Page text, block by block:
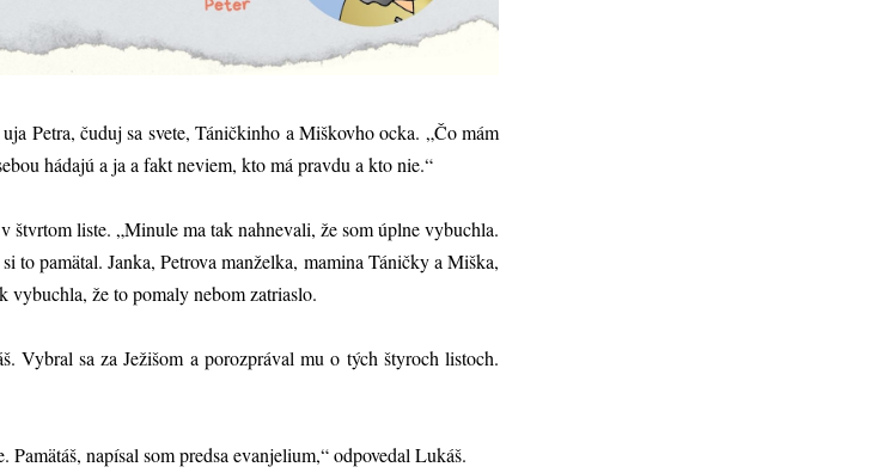
Petra, čuduj sa svete, Táničkinho a Miškovho ocka. „Čo mám
hádajú a ja a fakt neviem, kto má pravdu a kto nie.“
liste. „Minule ma tak nahnevali, že som úplne vybuchla.
to pamätal. Janka, Petrova manželka, mamina Táničky a Miška,
vybuchla, že to pomaly nebom zatriaslo.
Vybral sa za Ježišom a porozprával mu o tých štyroch listoch.
napísal som predsa evanjelium,“ odpovedal Lukáš.